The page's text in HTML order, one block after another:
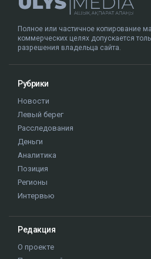
Полное или частичное копирование
коммерческих целях допускается
разрешения владельца сайта.
Рубрики
Новости
Левый берег
Расследования
Деньги
Аналитика
Позиция
Регионы
Интервью
Редакция
О проекте